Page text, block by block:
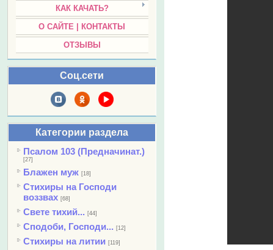
КАК КАЧАТЬ?
О САЙТЕ | КОНТАКТЫ
ОТЗЫВЫ
Соц.сети
Категории раздела
Псалом 103 (Предначинат.)
[27]
Блажен муж [18]
Стихиры на Господи
воззвах [68]
Свете тихий... [44]
Сподоби, Господи... [12]
Стихиры на литии [119]